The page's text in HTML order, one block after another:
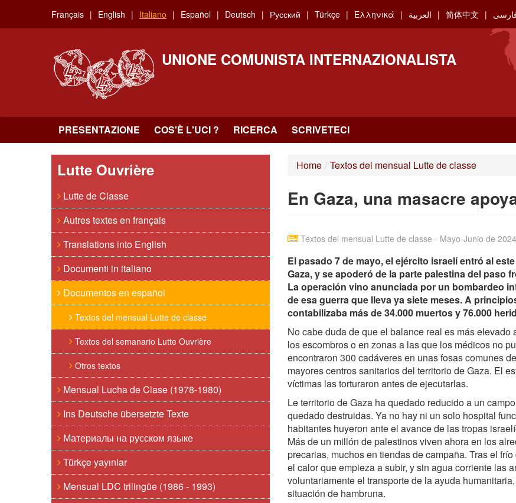
main
Français English Italiano Español Deutsch Русский Türkçe Ελληνικά العربية 简体中文
UNIONE COMUNISTA INTERNAZIONALISTA
PRESENTAZIONE COS'È L'UCI ? RICERCA SCRIVETECI
Lutte Ouvrière
Lutte de Classe
Autres textes en français
Translations into English
Documenti in italiano
Documentos en español
Textos del mensual Lutte de classe
Textos del semanario Lutte Ouvrière
Otros textos
Mensual Lucha de Clase (1978-1980)
Ins Deutsche übersetzte Texte
Материалы на русском языке
Türkçe yayınlar
Mensual LDC trilingüe (1986 - 1993)
Home / Textos del mensual Lutte de classe
En Gaza, una masacre
Textos del mensual Lutte de classe - Mayo-Junio de 2024
El pasado 7 de mayo, el ejército israelí entró al
Gaza, y se apoderó de la parte palestina del paso
La operación vino anunciada por un bombardeo
de esa guerra que lleva ya siete meses. A
contabilizaba más de 34.000 muertos y 76.000
No cabe duda de que el balance real es más
los escombros o en zonas a las que los médicos no
encontraron 300 cadáveres en unas fosas comunes
mayores centros sanitarios del territorio de Gaza. El
víctimas las torturaron antes de ejecutarlas.
Le territorio de Gaza ha quedado reducido a un
quedado destruidas. Ya no hay ni un solo hospital
habitantes huyeron ante el avance de las tropas
Más de un millón de palestinos viven ahora en los
precarias, muchos en tiendas de campaña. Tras el
el calor que empieza a subir, y sin agua corriente las
voluntariamente el transporte de la ayuda
situación de hambruna.